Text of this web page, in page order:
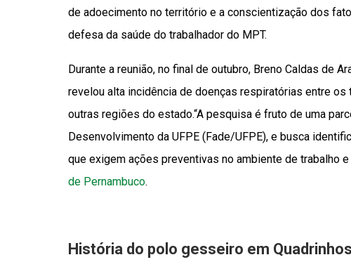
de adoecimento no território e a conscientização dos
defesa da saúde do trabalhador do MPT.
Durante a reunião, no final de outubro, Breno Caldas de
revelou alta incidência de doenças respiratórias entre
outras regiões do estado.“A pesquisa é fruto de uma
Desenvolvimento da UFPE (Fade/UFPE), e busca
que exigem ações preventivas no ambiente de trabalho
de Pernambuco.
História do polo gesseiro em Quadrinhos